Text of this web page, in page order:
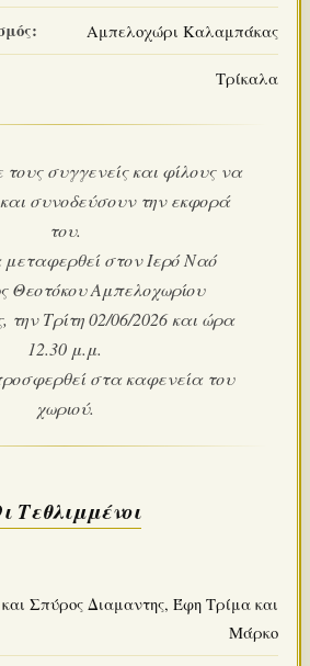
Αμπελοχώρι Καλαμπάκας
Τρίκαλα
συγγενείς και φίλους να
συνοδεύσουν την εκφορά
του.
στον Ιερό Ναό
Θεοτόκου Αμπελοχωρίου
Τρίτη 02/06/2026 και ώρα
12.30 μ.μ.
στα καφενεία του
χωριού.
Τεθλιμμένοι
Σπύρος Διαμαντης, Έφη Τρίμα και
Μάρκο